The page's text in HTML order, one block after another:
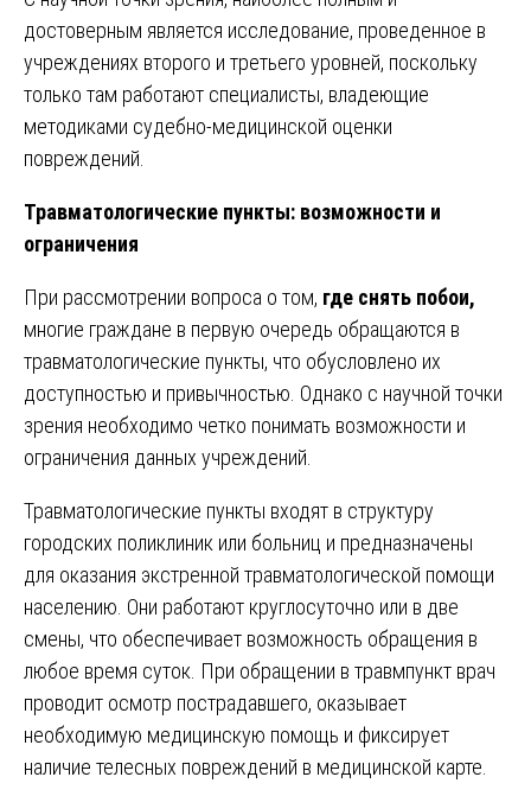
достоверным является исследование, проведенное в
учреждениях второго и третьего уровней, поскольку
только там работают специалисты, владеющие
методиками судебно-медицинской оценки
повреждений.
Травматологические пункты: возможности и
ограничения
При рассмотрении вопроса о том, где снять побои,
многие граждане в первую очередь обращаются в
травматологические пункты, что обусловлено их
доступностью и привычностью. Однако с научной точки
зрения необходимо четко понимать возможности и
ограничения данных учреждений.
Травматологические пункты входят в структуру
городских поликлиник или больниц и предназначены
для оказания экстренной травматологической помощи
населению. Они работают круглосуточно или в две
смены, что обеспечивает возможность обращения в
любое время суток. При обращении в травмпункт врач
проводит осмотр пострадавшего, оказывает
необходимую медицинскую помощь и фиксирует
наличие телесных повреждений в медицинской карте.